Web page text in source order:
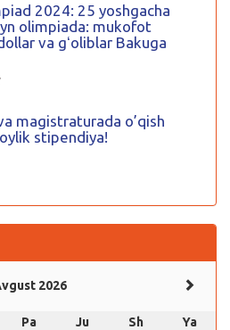
2024: 25 yoshgacha
olimpiada: mukofot
va gʻoliblar Bakuga
magistraturada o’qish
stipendiya!
2026
Pa Ju Sh
Ya